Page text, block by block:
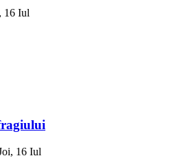
16 Iul
16 Iul